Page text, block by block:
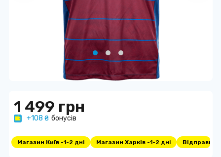
1 499 грн
+108 ₴ бонусів
Магазин Київ -1-2 дні Магазин Харків -1-2 дні Відправка -